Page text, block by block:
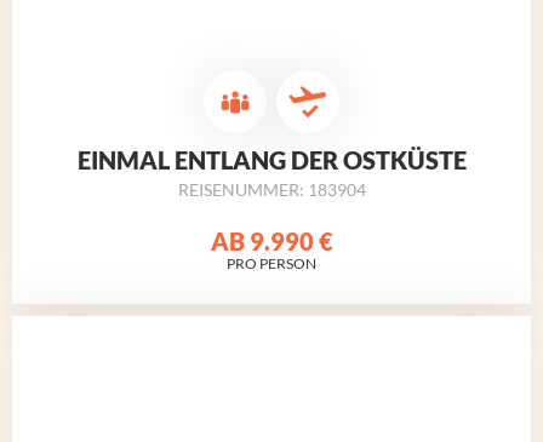
EINMAL ENTLANG DER OSTKÜSTE
REISENUMMER: 183904
AB 9.990 €
PRO PERSON